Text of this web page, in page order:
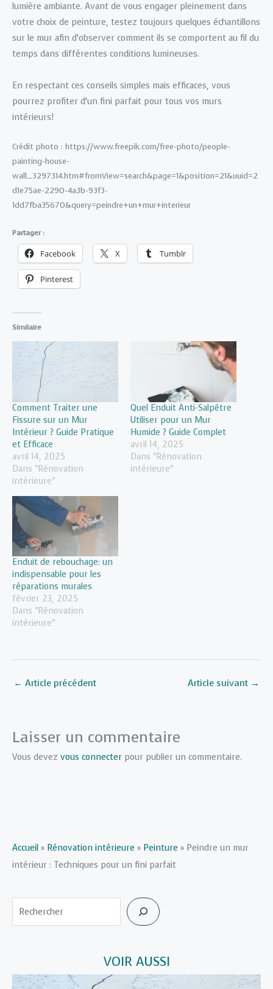
lumière ambiante. Avant de vous engager pleinement dans
votre choix de peinture, testez toujours quelques échantillons
sur le mur afin d’observer comment ils se comportent au fil du
temps dans différentes conditions lumineuses.
En respectant ces conseils simples mais efficaces, vous
pourrez profiter d’un fini parfait pour tous vos murs
intérieurs!
Crédit photo : https://www.freepik.com/free-photo/people-
painting-house-
wall_3297314.htm#fromView=search&page=1&position=21&uuid=2
d1e75ae-2290-4a3b-93f3-
1dd7fba35670&query=peindre+un+mur+interieur
Partager :
Facebook X Tumblr
Pinterest
Similaire
Comment Traiter une
Fissure sur un Mur
Intérieur ? Guide Pratique
et Efficace
avril 14, 2025
Dans "Rénovation
intérieure"
Quel Enduit Anti-Salpêtre
Utiliser pour un Mur
Humide ? Guide Complet
avril 14, 2025
Dans "Rénovation
intérieure"
Enduit de rebouchage: un
indispensable pour les
réparations murales
février 23, 2025
Dans "Rénovation
intérieure"
← Article précédent Article suivant →
Laisser un commentaire
Vous devez vous connecter pour publier un commentaire.
Accueil » Rénovation intérieure » Peinture » Peindre un mur
intérieur : Techniques pour un fini parfait
Rechercher
VOIR AUSSI